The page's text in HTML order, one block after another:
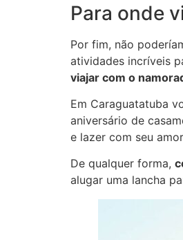
Para onde
Por fim, não
atividades incríveis
viajar com o
Em Caraguatatuba
aniversário de
e lazer com seu
De qualquer forma,
alugar uma lancha